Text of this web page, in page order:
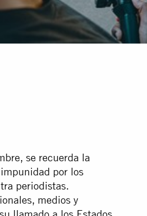
se recuerda la
por los
periodistas.
medios y